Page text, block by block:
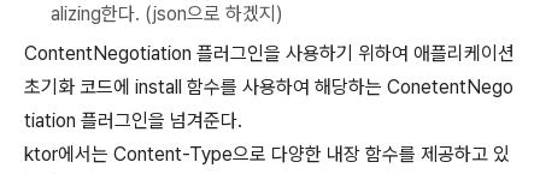
alizing한다. (json으로 하겠지)
ContentNegotiation 플러그인을 사용하기 위하여 애플리케이션
초기화 코드에 install 함수를 사용하여 해당하는 ConetentNego
tiation 플러그인을 넘겨준다.
ktor에서는 Content-Type으로 다양한 내장 함수를 제공하고 있